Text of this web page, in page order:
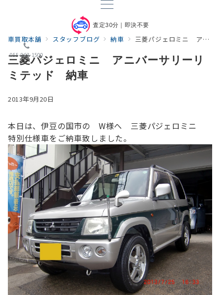
査定30分｜即決不要
055-963-1500
車買取本舗 スタッフブログ 納車 三菱パジェロミニ アニバーサリーリミテッド 納車
三菱パジェロミニ アニバーサリーリ
ミテッド 納車
2013年9月20日
本日は、伊豆の国市の W様へ 三菱パジェロミニ
特別仕様車をご納車致しました。